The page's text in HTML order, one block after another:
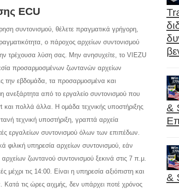
ECU
συντονισμού, θέλετε πραγματικά γρήγορη,
ο πάροχος αρχείων συντονισμού
τρέχουσα λύση σας. Μην ανησυχείτε, το VIEZU
προσαρμοσμένων ζωντανών αρχείων
την εβδομάδα, τα προσαρμοσμένα και
ανεξάρτητα από το εργαλείο συντονισμού που
πολλά άλλα. Η ομάδα τεχνικής υποστήριξης
τεχνική υποστήριξη, γραπτά αρχεία
εργαλείων συντονισμού όλων των επιπέδων.
φιλική υπηρεσία αρχείων συντονισμού, εάν
ζωντανού συντονισμού ξεκινά στις 7 π.μ.
μέχρι τις 14:00. Είναι η υπηρεσία αξιόπιστη και
τις ώρες αιχμής, δεν υπάρχει ποτέ χρόνος
&
&